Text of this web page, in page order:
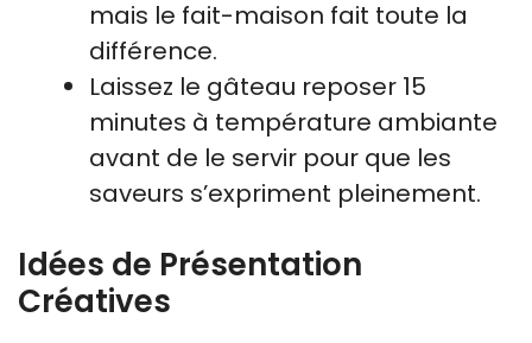
mais le fait-maison fait toute la
différence.
Laissez le gâteau reposer 15
minutes à température ambiante
avant de le servir pour que les
saveurs s’expriment pleinement.
Idées de Présentation
Créatives